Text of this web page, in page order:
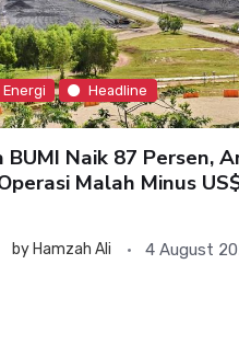
Energi Headline
BUMI Naik 87 Persen,
Malah Minus
by Hamzah Ali 4 August